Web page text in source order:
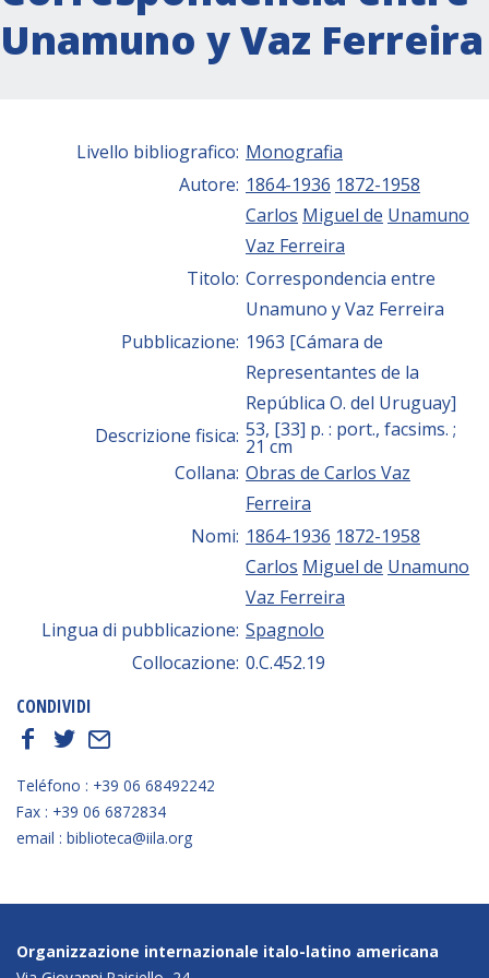
Unamuno y Vaz Ferreira
Livello bibliografico: Monografia
Autore: 1864-1936 1872-1958
Carlos Miguel de Unamuno
Vaz Ferreira
Titolo: Correspondencia entre
Unamuno y Vaz Ferreira
Pubblicazione: 1963 [Cámara de
Representantes de la
República O. del Uruguay]
Descrizione fisica: 53, [33] p. : port., facsims. ;
21 cm
Collana: Obras de Carlos Vaz
Ferreira
Nomi: 1864-1936 1872-1958
Carlos Miguel de Unamuno
Vaz Ferreira
Lingua di pubblicazione: Spagnolo
Collocazione: 0.C.452.19
CONDIVIDI
f
t E
Teléfono : +39 06 68492242
Fax : +39 06 6872834
email : biblioteca@iila.org
Organizzazione internazionale italo-latino americana